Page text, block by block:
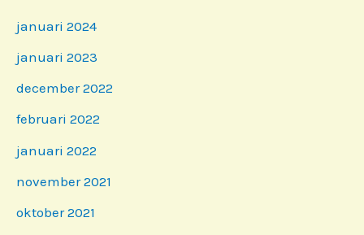
januari 2024
januari 2023
december 2022
februari 2022
januari 2022
november 2021
oktober 2021